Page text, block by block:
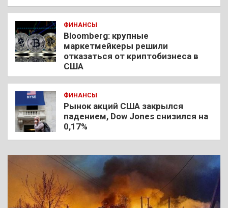
ФИНАНСЫ
Bloomberg: крупные
маркетмейкеры решили
отказаться от криптобизнеса в
США
ФИНАНСЫ
Рынок акций США закрылся
падением, Dow Jones снизился на
0,17%